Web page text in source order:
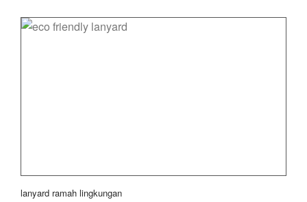
lanyard ramah lingkungan